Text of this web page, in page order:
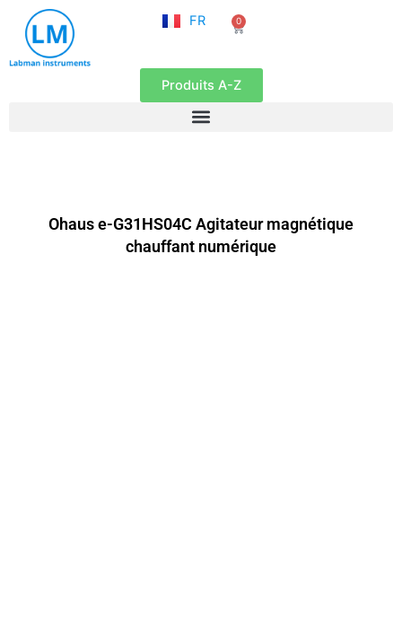
contenu
FR
EN
0
Panier
Produits A-Z
Ohaus e-G31HS04C Agitateur magnétique
chauffant numérique